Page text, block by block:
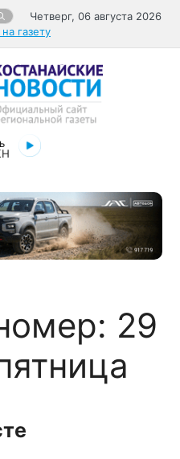
Четверг, 06 августа 2026
газету
29